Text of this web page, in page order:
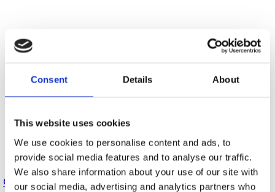
Consent Details About
This website uses cookies
We use cookies to personalise content and ads, to
provide social media features and to analyse our traffic.
We also share information about your use of our site with
our social media, advertising and analytics partners who
Faunakram 80g Limited
Edition Cubes Small
Chicken & Cod (10085-10)